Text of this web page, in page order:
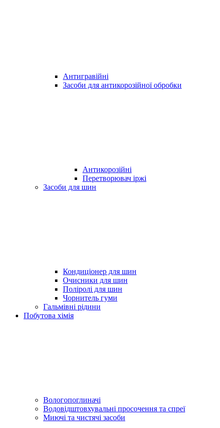
Антигравійні
Засоби для антикорозійної обробки
Антикорозійні
Перетворювач іржі
Засоби для шин
Кондиціонер для шин
Очисники для шин
Поліролі для шин
Чорнитель гуми
Гальмівні рідини
Побутова хімія
Вологопоглиначі
Водовідштовхувальні просочення та спреї
Миючі та чистячі засоби